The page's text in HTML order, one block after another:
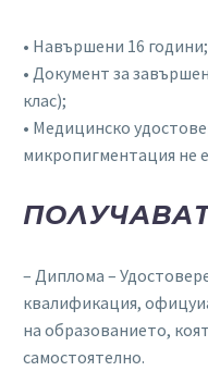
• Навършени 16 години;
• Документ за
клас);
• Медицинско
микропигментация не
– Диплома –
квалификация,
на образованието,
самостоятелно.